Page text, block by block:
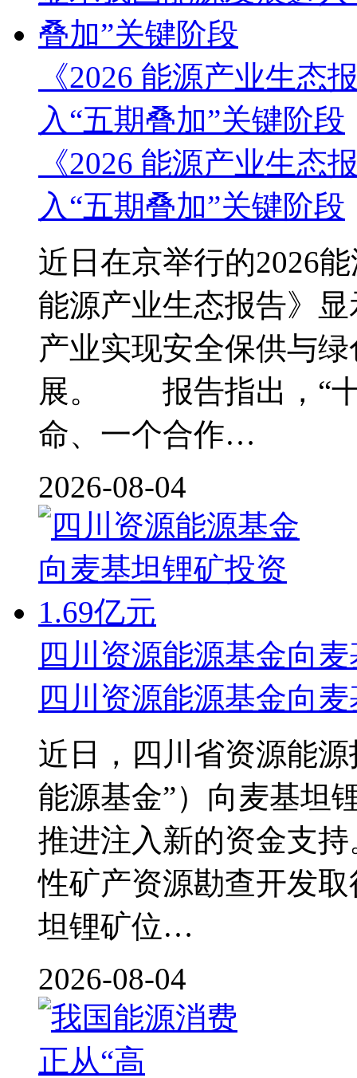
《2026 能源产业生态
入“五期叠加”关键阶段
《2026 能源产业生态
入“五期叠加”关键阶段
近日在京举行的2026
能源产业生态报告》
产业实现安全保供与
展。 报告指出，“十
命、一个合作…
2026-08-04
四川资源能源基金向
四川资源能源基金向
近日，四川省资源能
能源基金”）向麦基坦
推进注入新的资金支
性矿产资源勘查开发
坦锂矿位…
2026-08-04